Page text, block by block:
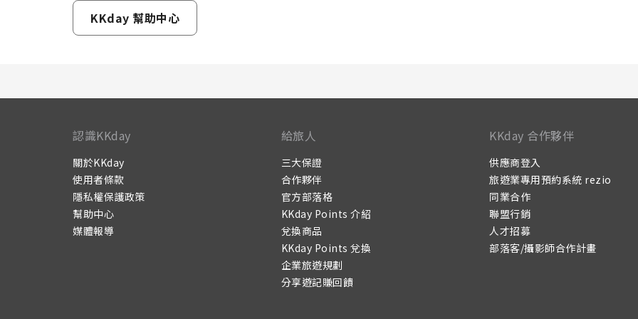
KKday 幫助中心
認識KKday
關於KKday
使用者條款
隱私權保護政策
幫助中心
媒體報導
給旅人
三大保證
合作夥伴
官方部落格
KKday Points 介紹
兌換商品
KKday Points 兌換
企業旅遊規劃
分享遊記賺回饋
KKday 合作夥伴
供應商登入
旅遊業專用預約系統 rezio
同業合作
聯盟行銷
人才招募
部落客/攝影師合作計畫